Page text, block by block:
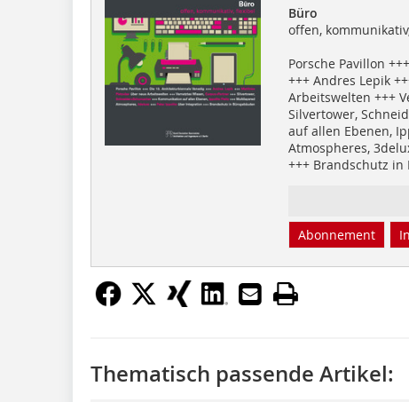
Büro
offen,
Porsche Pavillon
+++ Andres Lepik
Arbeitswelten +++
Silvertower,
auf allen Ebenen,
Atmospheres,
+++ Brandschutz in
Abonnement
Thematisch passende Artikel: